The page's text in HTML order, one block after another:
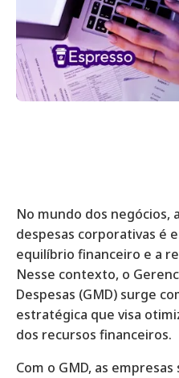
No mundo dos negócios,
despesas corporativas é
equilíbrio financeiro e a
Nesse contexto, o
Despesas (GMD) surge
estratégica que visa
dos recursos financeiros.
Com o GMD, as